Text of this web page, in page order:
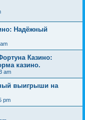
Надёжный
Казино:
казино.
am
выигрыши на
pm